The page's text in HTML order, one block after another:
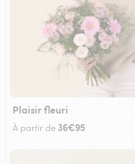
Plaisir fleuri
À partir de 36€95